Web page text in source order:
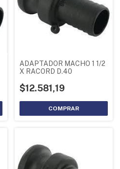
ADAPTADOR MACHO 1 1/2
X RACORD D.40
$12.581,19